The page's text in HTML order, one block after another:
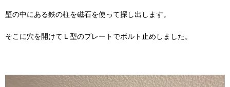
壁の中にある鉄の柱を磁石を使って探し出します。
そこに穴を開けてＬ型のプレートでボルト止めしました。